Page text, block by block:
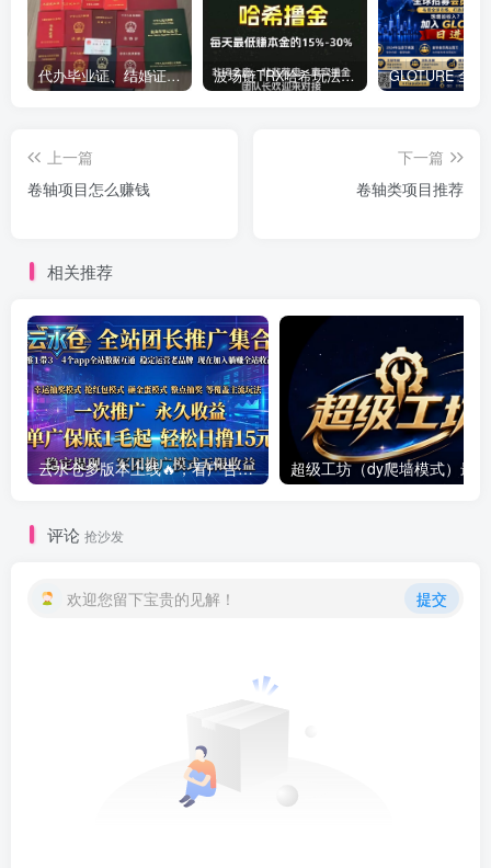
代办毕业证、结婚证、房产证、不动产权证书、离婚证、中专/大专/高中 ​波场链TRX哈希玩法深度解析：低门槛也能实现稳定回报的新思路
上一篇
卷轴项目怎么赚钱
下一篇
卷轴类项目推荐
相关推荐
云水仓多版本上线🔥，看广告赚零花钱提现靠谱，多版本同步创收，提现稳定靠谱
评论 抢沙发
欢迎您留下宝贵的见解！ 提交